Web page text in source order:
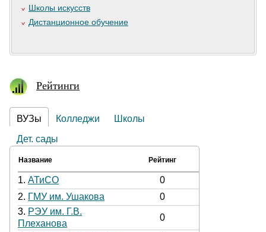
Школы искусств
Дистанционное обучение
Рейтинги
ВУЗы Колледжи
Школы
Дет. сады
Название Рейтинг
1. АТиСО
0
2. ГМУ им. Ушакова
0
3. РЭУ им. Г.В.
Плеханова
0